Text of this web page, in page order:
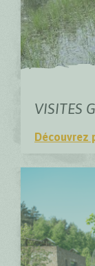
VISITES
Découvrez